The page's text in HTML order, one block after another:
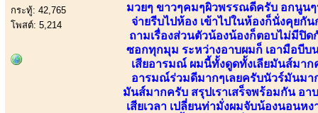
กระทู้: 42,765
โพสต์: 5,214
มวยๆ ขาวๆคมๆผิวพรรณดีครับ อกนูนๆ
จ่ายรีบไปห้อง เข้าไปในห้องก็นั่งคุยกั
ถามเรื่องส่วนตัวน้องน้องก็ตอบไม่มีปิ
ซอกทุกมุม ระหว่างอาบผมก็ เอามือบี
เสียอารมณ์ ผมนี้ทั้งดูดทั้งเลียมันส์มา
อารมณ์ร่วมดีมากๆเลยครับนัวร์มันมา
มันส์มากครับ สรุปเราเสร็จพร้อมกัน อ
เสียเวลา เปลี่ยนท่ามั่งผมจับน้องนอนห